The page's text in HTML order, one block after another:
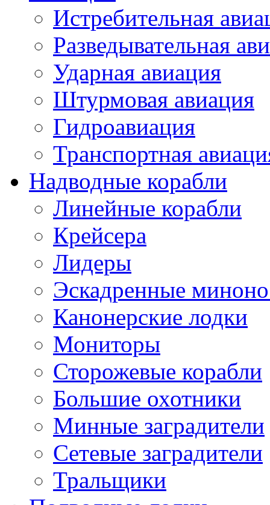
Истребительная
Разведывательная
Ударная авиация
Штурмовая авиация
Гидроавиация
Транспортная
Надводные корабли
Линейные корабли
Крейсера
Лидеры
Эскадренные
Канонерские лодки
Мониторы
Сторожевые корабли
Большие охотники
Минные заградители
Сетевые заградители
Тральщики